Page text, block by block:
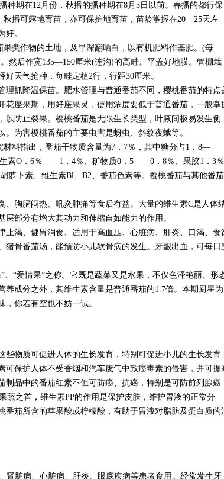
期在12月份，秋播的播种期在8月5日以前。春播的都行保
播可露地育苗，亦可保护地育苗，苗龄掌握在20—25天左
好。
作物的土地，及早深翻晒白，以有机肥料作基肥。(每
然后作宽135—150厘米(连沟)的高畦。平盖好地膜。管棚栽
天气抢种，每畦定植2行，行距30厘米。
抓降温保苗。肥水管理与普通番茄不同，樱桃番茄的特点
座果期，用好座果灵，使用浓度要低于普通番茄，一般掌
防止裂果。樱桃番茄是无限生长类型，叶腋间极易发生侧
为害樱桃番茄的主要虫害是蚜虫、斜纹夜蛾等。
指出，番茄干物质含量为7．7％，其中糖分占1．8—
生素O．6％——1．4％、矿物质0．5——0．8％、果胶1．3％
卜素、维生素Bl、B2、番茄色素等。樱桃番茄与其他番茄
胸膈闷热、吼炎肿痛等食后有益。大量的维生素C是人体
部分有增大其动力和伸缩自如能力的作用。
渴、健胃消食、适用于高血压、心脏病、肝炎、口渴、食
骨番茄汤，能预防小儿软骨病的发生。牙龈出血，可每日
“爱情果”之称。它既是蔬菜又是水果，不仅色泽艳丽、形
成分之外，其维生素含量是普通番茄的1.7倍。本期厨星为
你若有空也不妨一试。
物质可促进人体的生长发育，特别可促进小儿的生长发育
保护人体不受香烟和汽车废气中致癌毒素的侵害，并可提
制品中的番茄红素不但可防癌、抗癌，特别是可防前列腺癌
蔬之首，维生素PP的作用是保护皮肤，维护胃液的正常分
茄所含的苹果酸或柠檬酸，有助于胃液对脂肪及蛋白质的
脏病、心脏病、肝炎、眼底疾病等患者食用。经常发生牙